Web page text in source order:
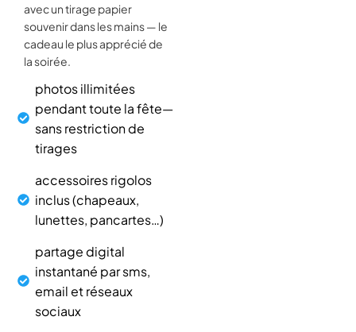
avec un tirage papier
souvenir dans les mains — le
cadeau le plus apprécié de
la soirée.
photos illimitées
pendant toute la fête—
sans restriction de
tirages
accessoires rigolos
inclus (chapeaux,
lunettes, pancartes…)
partage digital
instantané par sms,
email et réseaux
sociaux